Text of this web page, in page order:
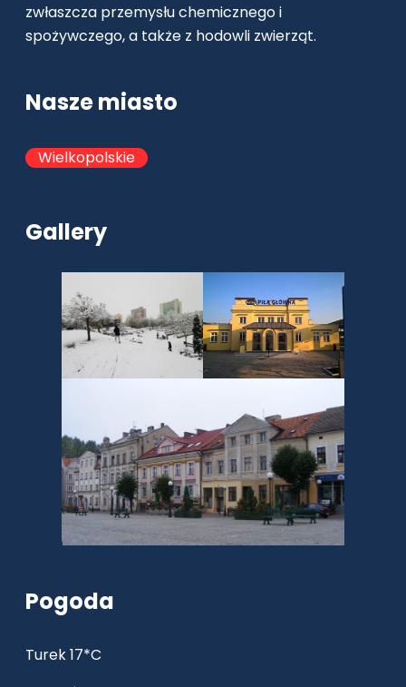
zwłaszcza przemysłu chemicznego i
spożywczego, a także z hodowli zwierząt.
Nasze miasto
Wielkopolskie
Gallery
Pogoda
Turek 17*C